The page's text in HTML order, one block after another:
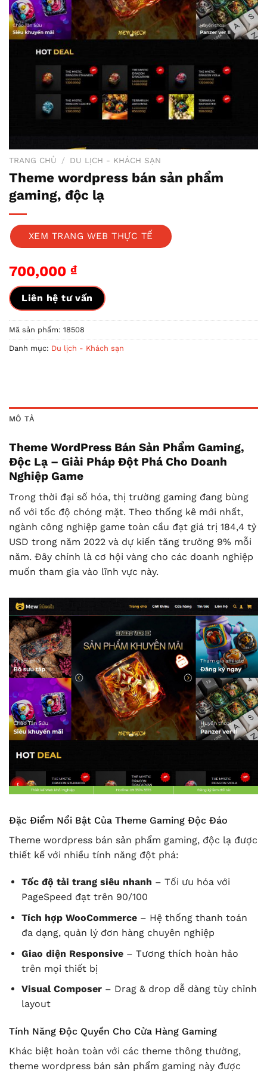
TRANG CHỦ / DU LỊCH - KHÁCH SẠN
Theme wordpress bán sản phẩm
gaming, độc lạ
XEM TRANG WEB THỰC TẾ
700,000 ₫
Liên hệ tư vấn
Mã sản phẩm: 18508
Danh mục: Du lịch - Khách sạn
MÔ TẢ
Theme WordPress Bán Sản Phẩm Gaming,
Độc Lạ – Giải Pháp Đột Phá Cho Doanh
Nghiệp Game
Trong thời đại số hóa, thị trường gaming đang bùng
nổ với tốc độ chóng mặt. Theo thống kê mới nhất,
ngành công nghiệp game toàn cầu đạt giá trị 184,4 tỷ
USD trong năm 2022 và dự kiến tăng trưởng 9% mỗi
năm. Đây chính là cơ hội vàng cho các doanh nghiệp
muốn tham gia vào lĩnh vực này.
Đặc Điểm Nổi Bật Của Theme Gaming Độc Đáo
Theme wordpress bán sản phẩm gaming, độc lạ được
thiết kế với nhiều tính năng đột phá:
Tốc độ tải trang siêu nhanh – Tối ưu hóa với
PageSpeed đạt trên 90/100
Tích hợp WooCommerce– Hệ thống thanh toán
đa dạng, quản lý đơn hàng chuyên nghiệp
Giao diện Responsive– Tương thích hoàn hảo
trên mọi thiết bị
Visual Composer– Drag & drop dễ dàng tùy chỉnh
layout
Tính Năng Độc Quyền Cho Cửa Hàng Gaming
Khác biệt hoàn toàn với các theme thông thường,
theme wordpress bán sản phẩm gaming này được